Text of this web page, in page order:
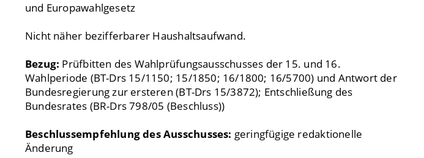
und Europawahlgesetz
Nicht näher bezifferbarer Haushaltsaufwand.
Bezug: Prüfbitten des Wahlprüfungsausschusses der 15. und 16.
Wahlperiode (BT-Drs 15/1150; 15/1850; 16/1800; 16/5700) und Antwort der
Bundesregierung zur ersteren (BT-Drs 15/3872); Entschließung des
Bundesrates (BR-Drs 798/05 (Beschluss))
Beschlussempfehlung des Ausschusses: geringfügige redaktionelle
Änderung